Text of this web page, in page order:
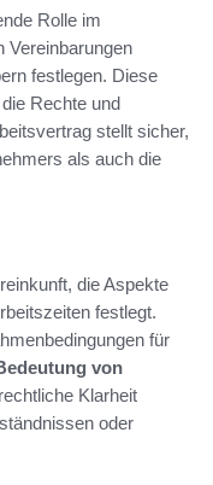
Rolle im
Vereinbarungen
festlegen. Diese
Rechte und
stellt sicher,
als auch die
die Aspekte
festlegt.
für
von
Klarheit
oder